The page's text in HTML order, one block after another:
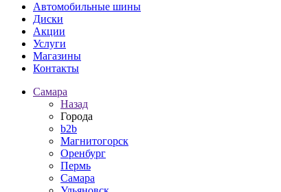
Автомобильные шины
Диски
Акции
Услуги
Магазины
Контакты
Самара
Назад
Города
b2b
Магнитогорск
Оренбург
Пермь
Самара